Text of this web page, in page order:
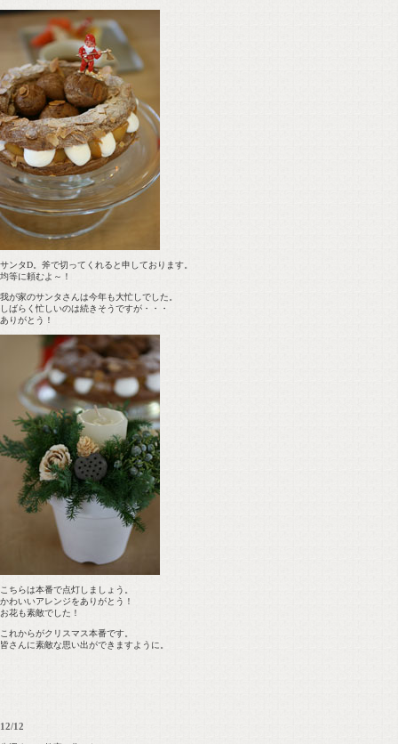
サンタD。斧で切ってくれると申しております。
均等に頼むよ～！
我が家のサンタさんは今年も大忙しでした。
しばらく忙しいのは続きそうですが・・・
ありがとう！
こちらは本番で点灯しましょう。
かわいいアレンジをありがとう！
お花も素敵でした！
これからがクリスマス本番です。
皆さんに素敵な思い出ができますように。
12/12